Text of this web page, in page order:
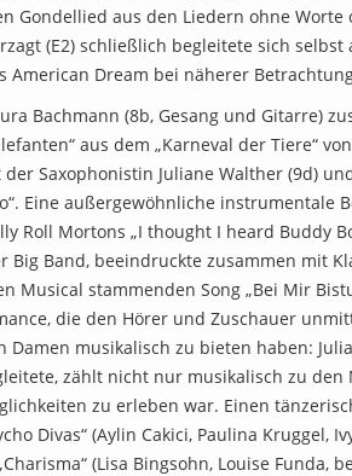
Gondellied aus den Liedern ohne
(E2) schließlich begleitete sich
Dream bei näherer
Bachmann (8b, Gesang und Gitarre)
aus dem „Karneval der Tiere“
Saxophonistin Juliane Walther (9d)
Eine außergewöhnliche
Roll Mortons „I thought I heard Buddy
Band, beeindruckte zusammen mit
Musical stammenden Song „Bei Mir
die den Hörer und Zuschauer
musikalisch zu bieten haben:
zählt nicht nur musikalisch zu
zu erleben war. Einen
Divas“ (Aylin Cakici, Paulina Kruggel,
(Lisa Bingsohn, Louise